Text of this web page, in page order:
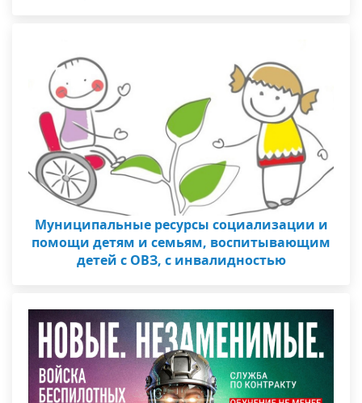
Муниципальные ресурсы социализации и
помощи детям и семьям, воспитывающим
детей с ОВЗ, с инвалидностью